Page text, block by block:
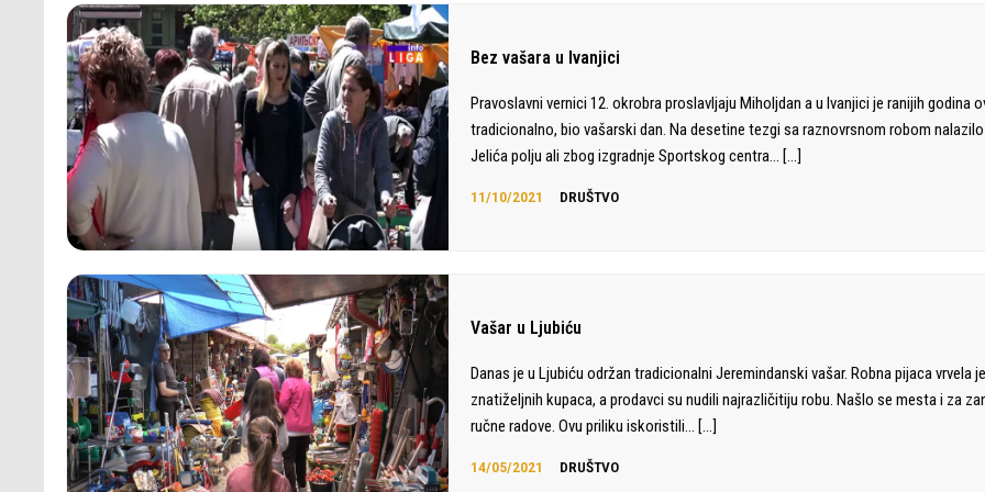
Bez vašara u Ivanjici
Pravoslavni vernici 12. okrobra proslavljaju Miholjdan a u Ivanjici je ranijih godina
tradicionalno, bio vašarski dan. Na desetine tezgi sa raznovrsnom robom
Jelića polju ali zbog izgradnje Sportskog centra… […]
11/10/2021 DRUŠTVO
Vašar u Ljubiću
Danas je u Ljubiću održan tradicionalni Jeremindanski vašar. Robna pijaca vrvela
znatiželjnih kupaca, a prodavci su nudili najrazličitiju robu. Našlo se mesta i za
ručne radove. Ovu priliku iskoristili… […]
14/05/2021 DRUŠTVO